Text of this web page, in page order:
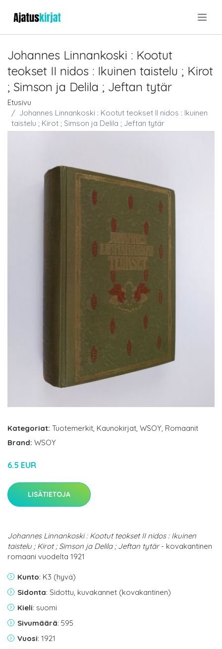
Johannes Linnankoski : Kootut
teokset II nidos : Ikuinen taistelu ; Kirot
; Simson ja Delila ; Jeftan tytär
Etusivu
Johannes Linnankoski : Kootut teokset II nidos : Ikuinen
taistelu ; Kirot ; Simson ja Delila ; Jeftan tytär
Kategoriat: Tuotemerkit, Kaunokirjat, WSOY, Romaanit
Brand: WSOY
6.5 EUR
LISÄTIETOJA
Johannes Linnankoski : Kootut teokset II nidos : Ikuinen
taistelu ; Kirot ; Simson ja Delila ; Jeftan tytär- kovakantinen
romaani vuodelta 1921
Kunto: K3 (hyvä)
Sidonta: Sidottu, kuvakannet (kovakantinen)
Kieli: suomi
Sivumäärä: 595
Vuosi: 1921